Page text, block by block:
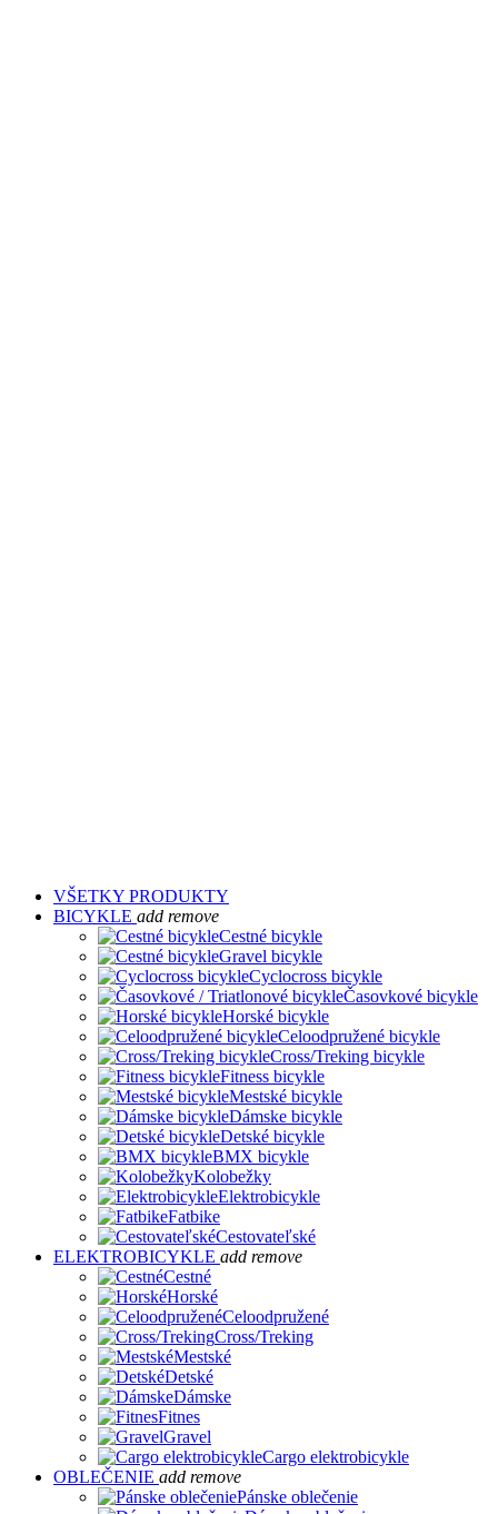
VŠETKY PRODUKTY
BICYKLE add remove
Cestné bicykle
Gravel bicykle
Cyclocross bicykle
Časovkové bicykle
Horské bicykle
Celoodpružené bicykle
Cross/Treking bicykle
Fitness bicykle
Mestské bicykle
Dámske bicykle
Detské bicykle
BMX bicykle
Kolobežky
Elektrobicykle
Fatbike
Cestovateľské
ELEKTROBICYKLE add remove
Cestné
Horské
Celoodpružené
Cross/Treking
Mestské
Detské
Dámske
Fitnes
Gravel
Cargo elektrobicykle
OBLEČENIE add remove
Pánske oblečenie